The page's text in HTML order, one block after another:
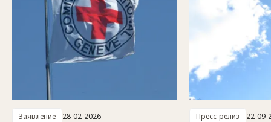
Заявление 28-02-2026 Пресс-релиз 22-09-